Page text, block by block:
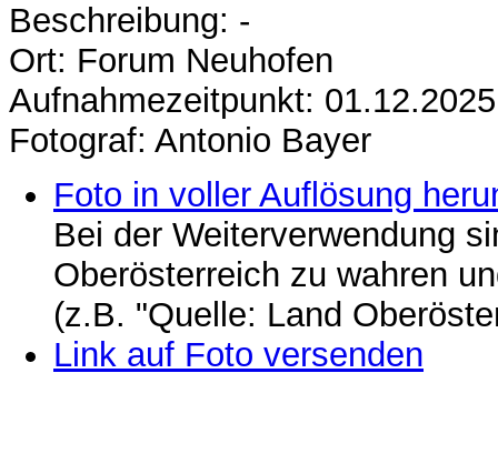
Beschreibung: -
Ort: Forum Neuhofen
Aufnahmezeitpunkt: 01.12.2025
Fotograf: Antonio Bayer
Foto in voller Auflösung
Bei der Weiterverwendung
Oberösterreich zu wahren
(z.B. "Quelle: Land
Link auf Foto versenden